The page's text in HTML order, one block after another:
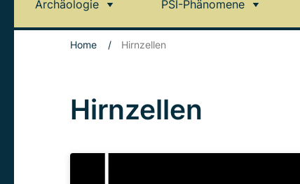
Archäologie PSI-Phänomene
Home / Hirnzellen
Hirnzellen